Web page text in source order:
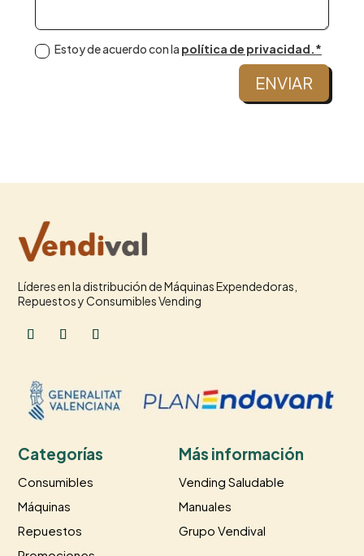
Estoy de acuerdo con la política de privacidad.*
ENVIAR
Líderes en la distribución de Máquinas Expendedoras,
Repuestos y Consumibles Vending
Categorías
Consumibles
Máquinas
Repuestos
Más información
Vending Saludable
Manuales
Grupo Vendival